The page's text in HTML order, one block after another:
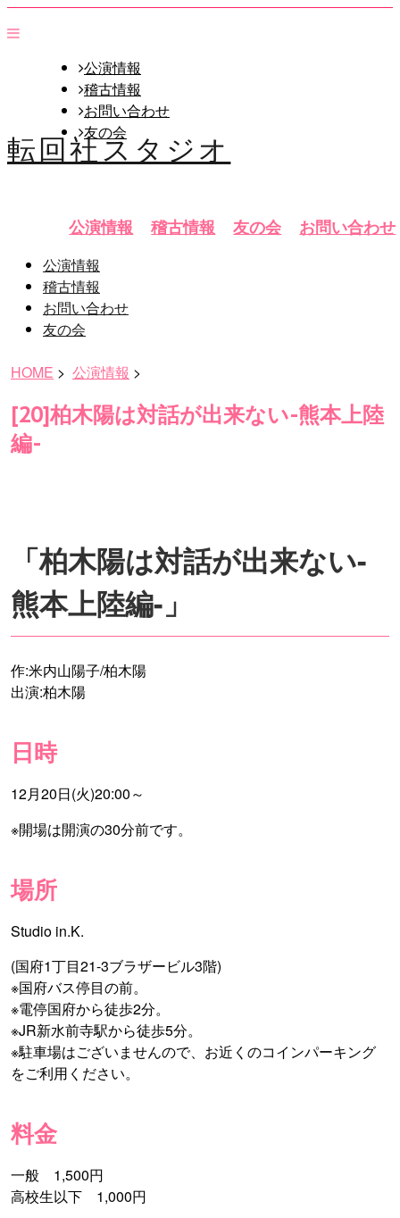
公演情報
稽古情報
お問い合わせ
友の会
転回社スタジオ
公演情報 稽古情報 友の会 お問い合わせ
公演情報
稽古情報
お問い合わせ
友の会
HOME > 公演情報 >
[20]柏木陽は対話が出来ない-熊本上陸
編-
「柏木陽は対話が出来ない-
熊本上陸編-」
作:米内山陽子/柏木陽
出演:柏木陽
日時
12月20日(火)20:00～
※開場は開演の30分前です。
場所
Studio in.K.
(国府1丁目21-3ブラザービル3階)
※国府バス停目の前。
※電停国府から徒歩2分。
※JR新水前寺駅から徒歩5分。
※駐車場はございませんので、お近くのコインパーキング
をご利用ください。
料金
一般 1,500円
高校生以下 1,000円